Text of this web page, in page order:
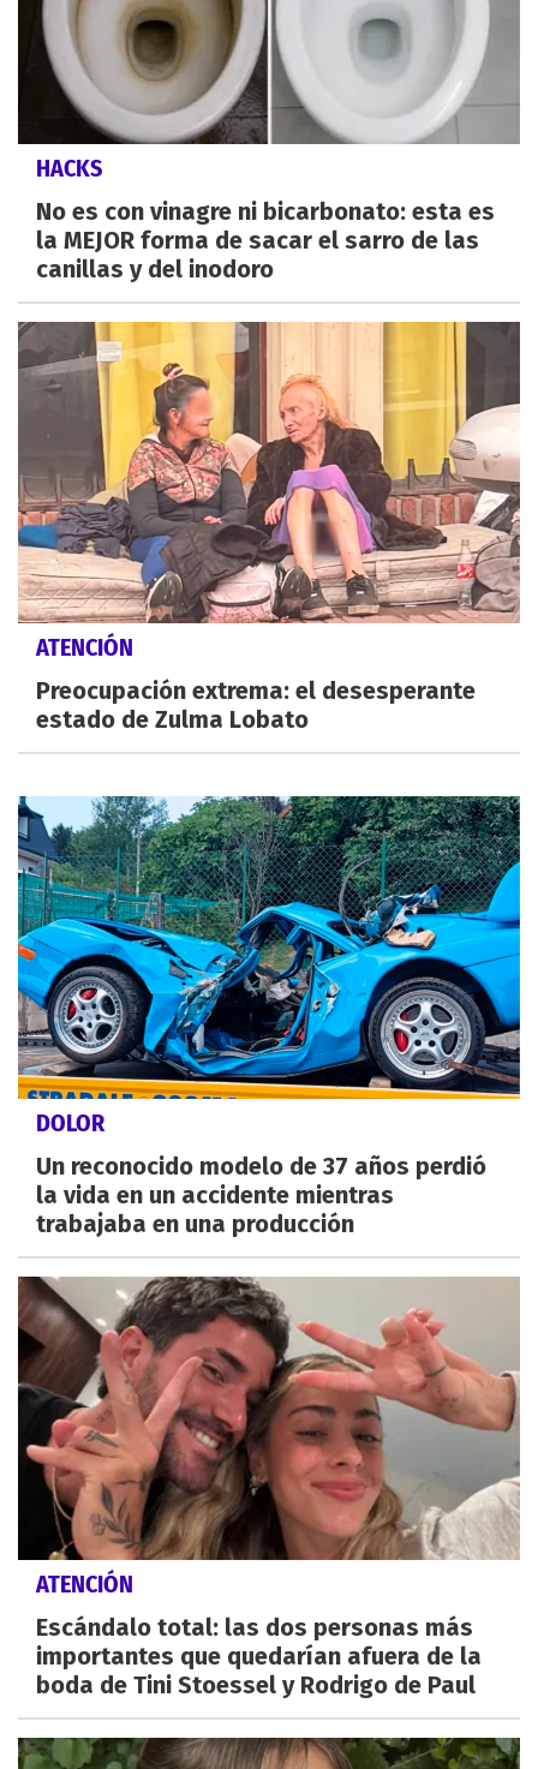
HACKS
No es con vinagre ni bicarbonato: esta es
la MEJOR forma de sacar el sarro de las
canillas y del inodoro
ATENCIÓN
Preocupación extrema: el desesperante
estado de Zulma Lobato
DOLOR
Un reconocido modelo de 37 años perdió
la vida en un accidente mientras
trabajaba en una producción
ATENCIÓN
Escándalo total: las dos personas más
importantes que quedarían afuera de la
boda de Tini Stoessel y Rodrigo de Paul